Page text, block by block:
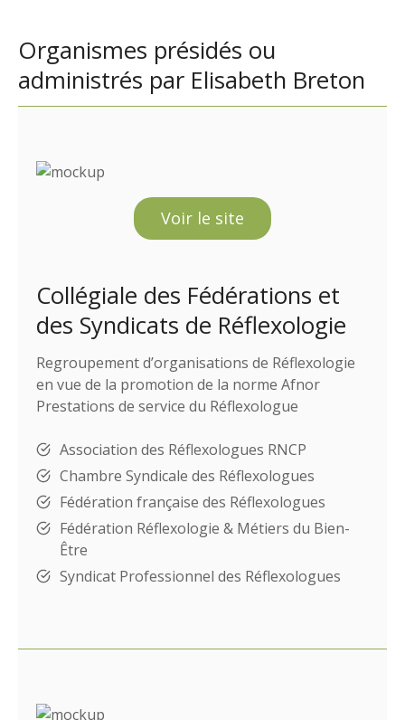
Organismes présidés ou
administrés par Elisabeth Breton
Voir le site
Collégiale des Fédérations et
des Syndicats de Réflexologie
Regroupement d’organisations de Réflexologie
en vue de la promotion de la norme Afnor
Prestations de service du Réflexologue
Association des Réflexologues RNCP
Chambre Syndicale des Réflexologues
Fédération française des Réflexologues
Fédération Réflexologie & Métiers du Bien-
Être
Syndicat Professionnel des Réflexologues